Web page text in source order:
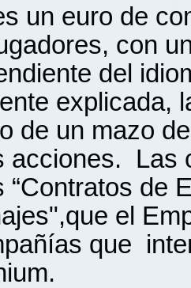
un euro de
con
del
explicada,
de un mazo
acciones. Las
“Contratos de
el
que